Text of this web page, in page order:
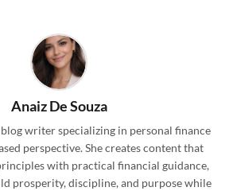
Anaiz De Souza
blog writer specializing in personal finance
perspective. She creates content that
with practical financial guidance,
prosperity, discipline, and purpose while